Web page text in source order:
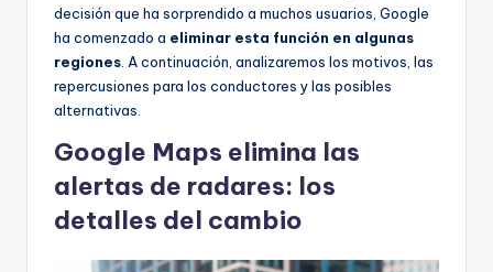
decisión que ha sorprendido a muchos usuarios, Google
ha comenzado a eliminar esta función en algunas
regiones . A continuación, analizaremos los motivos, las
repercusiones para los conductores y las posibles
alternativas.
Google Maps elimina las
alertas de radares: los
detalles del cambio